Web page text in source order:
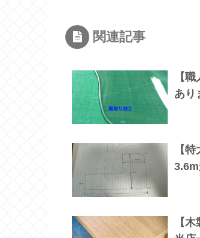
関連記事
【
あり
【
【